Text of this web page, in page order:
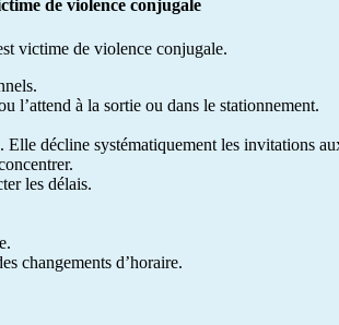
de violence conjugale
victime de violence conjugale.
l’attend à la sortie ou dans le stationnement.
Elle décline systématiquement les invitations
les délais.
changements d’horaire.